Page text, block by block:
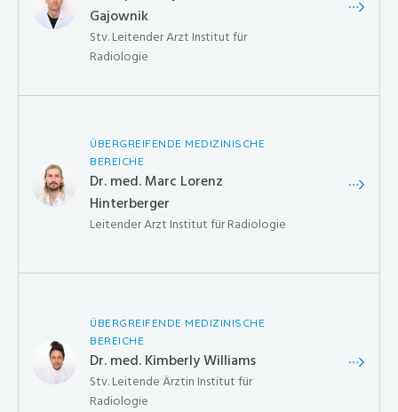
Gajownik
Stv. Leitender Arzt Institut für
Radiologie
ÜBERGREIFENDE MEDIZINISCHE
BEREICHE
Dr. med. Marc Lorenz
Hinterberger
Leitender Arzt Institut für Radiologie
ÜBERGREIFENDE MEDIZINISCHE
BEREICHE
Dr. med. Kimberly Williams
Stv. Leitende Ärztin Institut für
Radiologie